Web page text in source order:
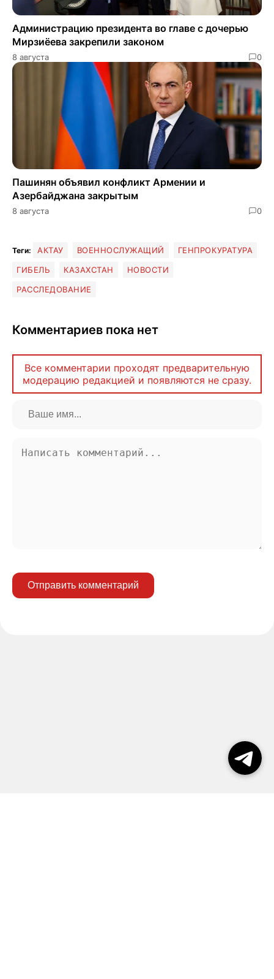
Администрацию президента во главе с дочерью
Мирзиёева закрепили законом
8 августа 0
Пашинян объявил конфликт Армении и
Азербайджана закрытым
8 августа 0
Теги: АКТАУ ВОЕННОСЛУЖАЩИЙ
ГЕНПРОКУРАТУРА
ГИБЕЛЬ
КАЗАХСТАН
НОВОСТИ
РАССЛЕДОВАНИЕ
Комментариев пока нет
Все комментарии проходят предварительную
модерацию редакцией и появляются не сразу.
Отправить комментарий